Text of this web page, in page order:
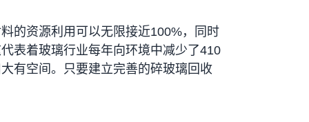
的资源利用可以无限接近100%，同时
表着玻璃行业每年向环境中减少了410
有空间。只要建立完善的碎玻璃回收